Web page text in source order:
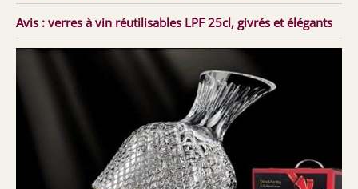
Avis : verres à vin réutilisables LPF 25cl, givrés et élégants